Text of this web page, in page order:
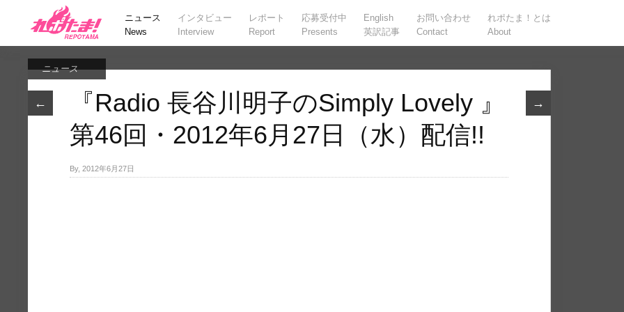
ニュース
News
インタビュー
Interview
レポート
Report
応募受付中
Presents
English
英訳記事
お問い合わせ
Contact
れポたま！とは
About
← →
ニュース
『Radio 長谷川明子のSimply Lovely 』
第46回・2012年6月27日（水）配信!!
By, 2012年6月27日